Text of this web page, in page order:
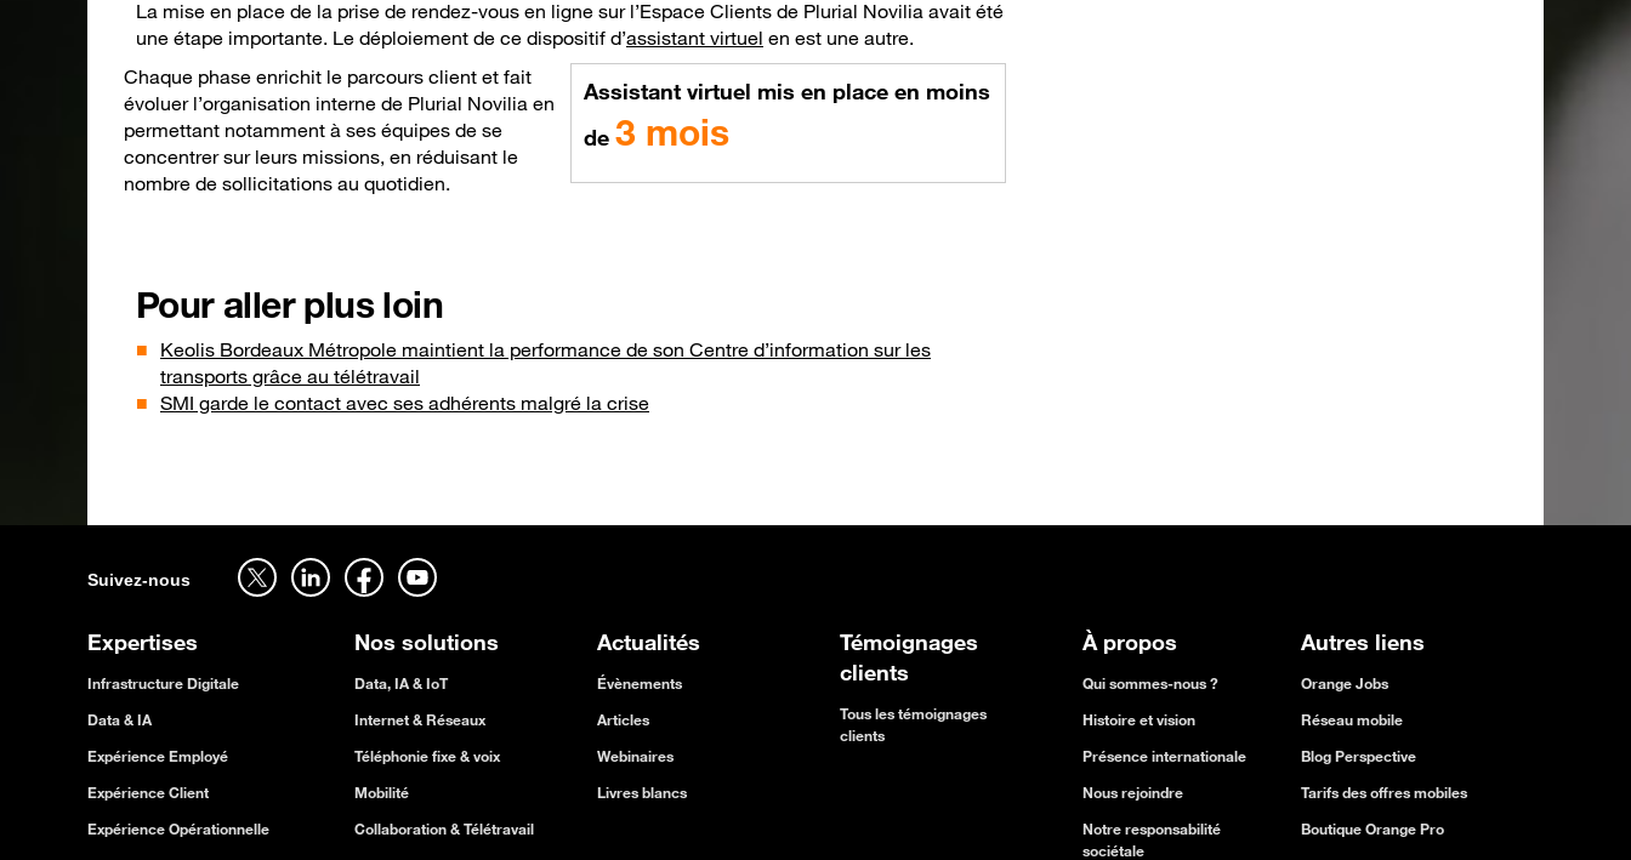
La mise en place de la prise de rendez-vous en ligne sur l’Espace Clients de Plurial Novilia avait été
une étape importante. Le déploiement de ce dispositif d’assistant virtuel en est une autre.
Chaque phase enrichit le parcours client et fait
évoluer l’organisation interne de Plurial Novilia en
permettant notamment à ses équipes de se
concentrer sur leurs missions, en réduisant le
nombre de sollicitations au quotidien.
Assistant virtuel mis en place en moins
de3 mois
Pour aller plus loin
Keolis Bordeaux Métropole maintient la performance de son Centre d’information sur les
transports grâce au télétravail
SMI garde le contact avec ses adhérents malgré la crise
Suivez-nous
Suivez-nous sur twitter - ouverture dans un nouvel onglet Suivez-nous sur linkedin - ouverture dans un nouvel onglet Suivez-nous sur facebook - ouverture dans un nouvel onglet Suivez-nous sur youtube - ouverture dans un nouvel onglet
Expertises
Infrastructure Digitale
Data & IA
Expérience Employé
Expérience Client
Expérience Opérationnelle
Nos solutions
Data, IA & IoT
Internet & Réseaux
Téléphonie fixe & voix
Mobilité
Collaboration & Télétravail
Actualités
Évènements
Articles
Webinaires
Livres blancs
Témoignages
clients
Tous les témoignages
clients
À propos
Qui sommes-nous ?
Histoire et vision
Présence internationale
Nous rejoindre
Notre responsabilité
sociétale
Autres liens
Orange Jobs
Réseau mobile
Blog Perspective
Tarifs des offres mobiles
Boutique Orange Pro